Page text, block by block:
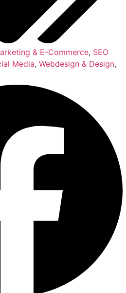
& E-Commerce, SEO
Media, Webdesign & Design,